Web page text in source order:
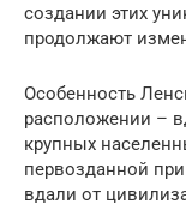
создании этих
продолжают
Особенность
расположении –
крупных
первозданной
вдали от